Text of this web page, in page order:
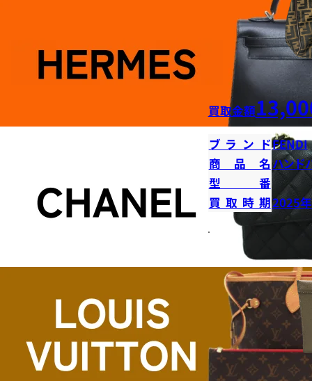
買取金額
ブランドFENDI
商品名 ハンド
型番
買取時期2025